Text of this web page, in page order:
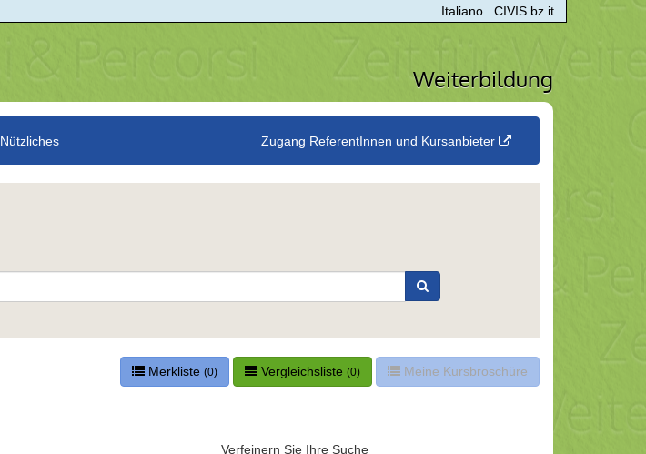
Italiano CIVIS.bz.it
Weiterbildung
Nützliches Zugang ReferentInnen und Kursanbieter
Merkliste (0) Vergleichsliste (0) Meine Kursbroschüre
Verfeinern Sie Ihre Suche